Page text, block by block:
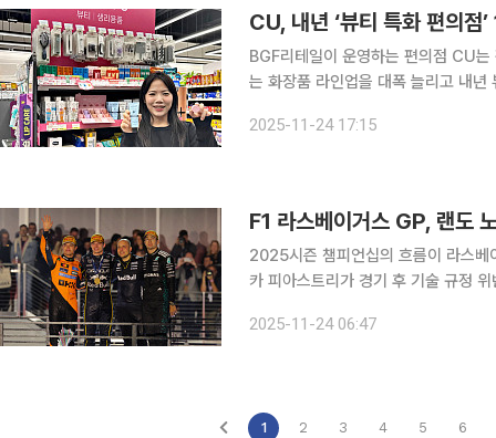
CU, 내년 ‘뷰티 특화 편의점
BGF리테일이 운영하는 편의점 CU
는 화장품 라인업을 대폭 늘리고 내
잇따라 출시하고 있으며 특히, 입지
2025-11-24 17:15
F1 라스베이거스 GP, 랜도
2025시즌 챔피언십의 흐름이 라스베
카 피아스트리가 경기 후 기술 규정
베이거스 그랑프리 레이스 종료 후
2025-11-24 06:47
1 2 3 4 5 6